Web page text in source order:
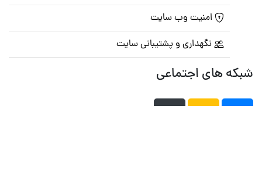
امنیت وب سایت
نگهداری و پشتیبانی سایت
شبکه های اجتماعی